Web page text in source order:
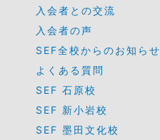
入会者との交流
入会者の声
SEF全校からのお知らせ
よくある質問
SEF 石原校
SEF 新小岩校
SEF 墨田文化校